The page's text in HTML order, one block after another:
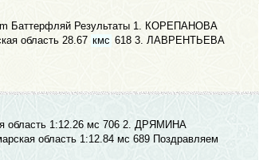
Баттерфляй Результаты 1. КОРЕПАНОВА
область 28.67 кмс 618 3. ЛАВРЕНТЬЕВА
область 1:12.26 мс 706 2. ДРЯМИНА
область 1:12.84 мс 689 Поздравляем